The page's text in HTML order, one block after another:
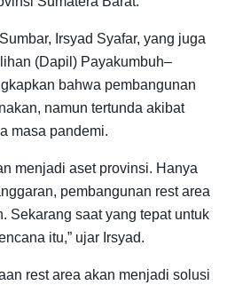
Irsyad Syafar, yang juga
(Dapil) Payakumbuh–
bahwa pembangunan
namun tertunda akibat
masa pandemi.
menjadi aset provinsi. Hanya
pembangunan rest area
Sekarang saat yang tepat untuk
itu,” ujar Irsyad.
rest area akan menjadi solusi